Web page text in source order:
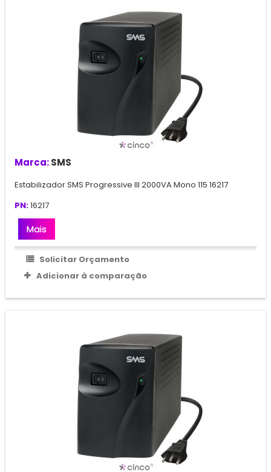
Marca:SMS
Estabilizador SMS Progressive III 2000VA Mono 115 16217
PN:16217
Mais
Solicitar Orçamento
Adicionar à comparação